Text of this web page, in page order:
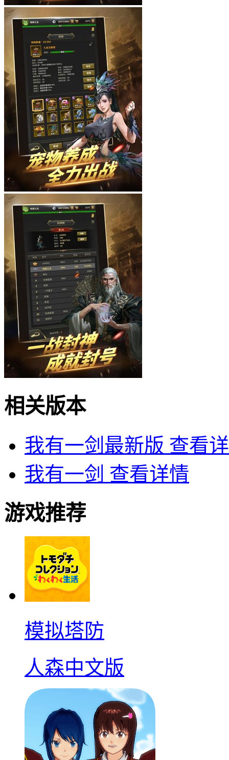
相关版本
我有一剑最新版 查看
我有一剑 查看详情
游戏推荐
模拟塔防
人森中文版